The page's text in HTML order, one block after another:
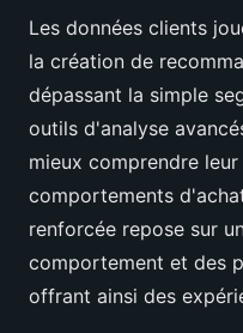
Les données clients
la création de
dépassant la simple
outils d'analyse
mieux comprendre
comportements
renforcée repose sur
comportement et des
offrant ainsi des